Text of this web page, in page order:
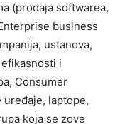
(prodaja softwarea,
business
ustanova,
i
Consumer
uređaje, laptope,
koja se zove